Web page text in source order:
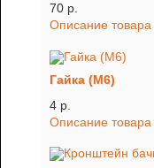
70 p.
Описание товара
Гайка (М6)
4 p.
Описание товара